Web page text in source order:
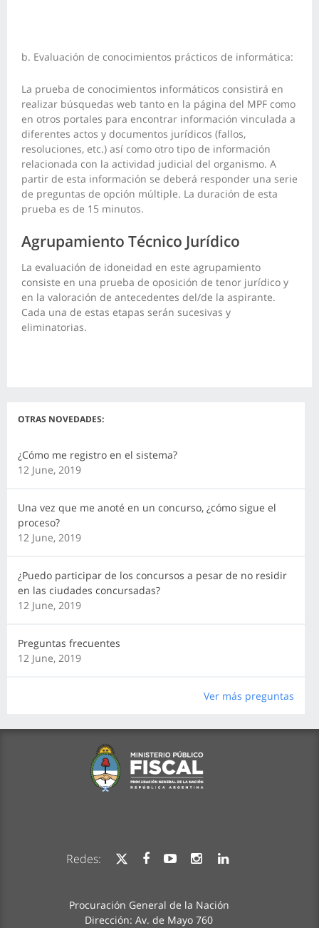
b. Evaluación de conocimientos prácticos de informática:
La prueba de conocimientos informáticos consistirá en
realizar búsquedas web tanto en la página del MPF como
en otros portales para encontrar información vinculada a
diferentes actos y documentos jurídicos (fallos,
resoluciones, etc.) así como otro tipo de información
relacionada con la actividad judicial del organismo. A
partir de esta información se deberá responder una serie
de preguntas de opción múltiple. La duración de esta
prueba es de 15 minutos.
Agrupamiento Técnico Jurídico
La evaluación de idoneidad en este agrupamiento
consiste en una prueba de oposición de tenor jurídico y
en la valoración de antecedentes del/de la aspirante.
Cada una de estas etapas serán sucesivas y
eliminatorias.
OTRAS NOVEDADES:
¿Cómo me registro en el sistema?
12 June, 2019
Una vez que me anoté en un concurso, ¿cómo sigue el
proceso?
12 June, 2019
¿Puedo participar de los concursos a pesar de no residir
en las ciudades concursadas?
12 June, 2019
Preguntas frecuentes
12 June, 2019
Ver más preguntas
Redes:
Procuración General de la Nación
Dirección: Av. de Mayo 760